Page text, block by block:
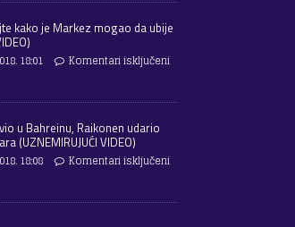
kako je Markez mogao da ubije
18:01
Komentari isključeni
u Bahreinu, Raikonen udario
(UZNEMIRUJUĆI VIDEO)
18:08
Komentari isključeni